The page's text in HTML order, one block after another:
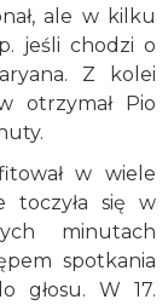
ale w kilku
jeśli chodzi o
Z kolei
otrzymał Pio
w wiele
toczyła się w
minutach
spotkania
głosu. W 17.